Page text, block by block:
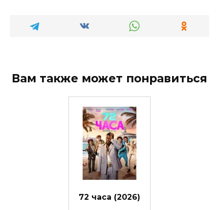
Вам также может понравиться
72 часа (2026)